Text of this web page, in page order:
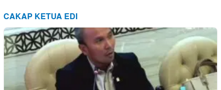
CAKAP KETUA EDI